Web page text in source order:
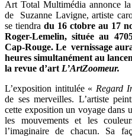
Art Total Multimédia annonce
de Suzanne Lavigne, artiste
se tiendra du 16 ctobre au 17
Roger-Lemelin, située au
Cap-Rouge. Le vernissage
heures simultanément au
la revue d’art L’ArtZoomeur.
L’exposition intitulée « Regard
de ses merveilles. L’artiste
cette exposition un voyage dans
les mouvements et les
l’imaginaire de chacun. Sa